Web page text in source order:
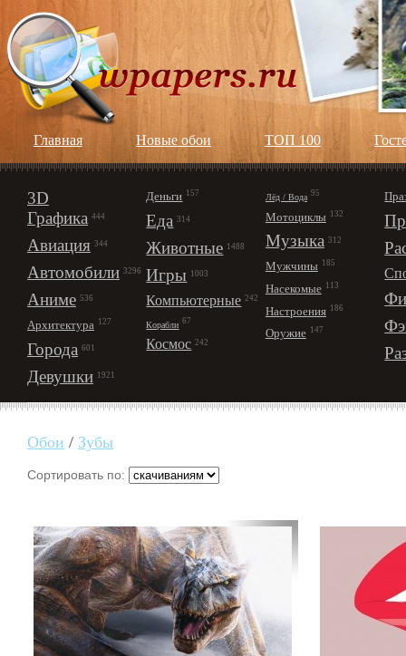
Главная Новые обои ТОП 100
3D
Графика 444
Авиация 344
Автомобили 3296
Аниме 536
Архитектура 127
Города 601
Девушки 1921
Деньги 157
Еда 314
Животные 1488
Игры 1003
Компьютерные 242
Корабли 67
Космос 242
Лёд / Вода 95
Мотоциклы 132
Музыка 312
Мужчины 185
Насекомые 113
Настроения 186
Оружие 147
Обои / Зубы
Сортировать по: